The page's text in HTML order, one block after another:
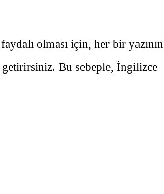
olması için, her bir yazının
getirirsiniz. Bu sebeple, İngilizce